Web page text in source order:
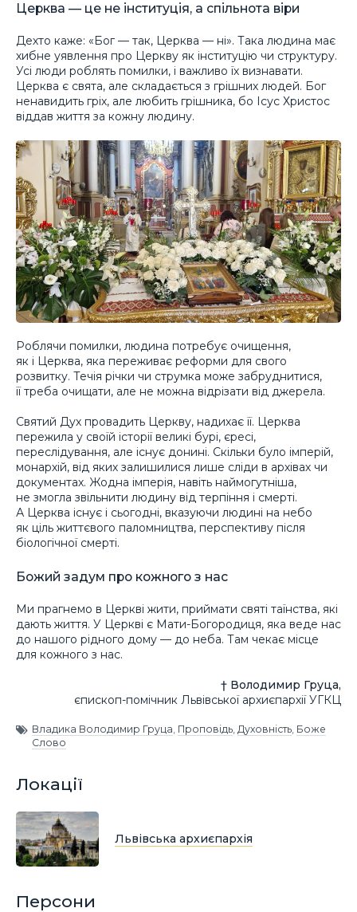
Церква — це не інституція, а спільнота віри
Дехто каже: «Бог — так, Церква — ні». Така людина має
хибне уявлення про Церкву як інституцію чи структуру.
Усі люди роблять помилки, і важливо їх визнавати.
Церква є свята, але складається з грішних людей. Бог
ненавидить гріх, але любить грішника, бо Ісус Христос
віддав життя за кожну людину.
Роблячи помилки, людина потребує очищення,
як і Церква, яка переживає реформи для свого
розвитку. Течія річки чи струмка може забруднитися,
її треба очищати, але не можна відрізати від джерела.
Святий Дух провадить Церкву, надихає її. Церква
пережила у своїй історії великі бурі, єресі,
переслідування, але існує донині. Скільки було імперій,
монархій, від яких залишилися лише сліди в архівах чи
документах. Жодна імперія, навіть наймогутніша,
не змогла звільнити людину від терпіння і смерті.
А Церква існує і сьогодні, вказуючи людині на небо
як ціль життєвого паломництва, перспективу після
біологічної смерті.
Божий задум про кожного з нас
Ми прагнемо в Церкві жити, приймати святі таїнства, які
дають життя. У Церкві є Мати-Богородиця, яка веде нас
до нашого рідного дому — до неба. Там чекає місце
для кожного з нас.
† Володимир Груца,
єпископ-помічник Львівської архиєпархії УГКЦ
Владика Володимир Груца Проповідь Духовність Боже
Слово
Локації
Львівська архиєпархія
Персони